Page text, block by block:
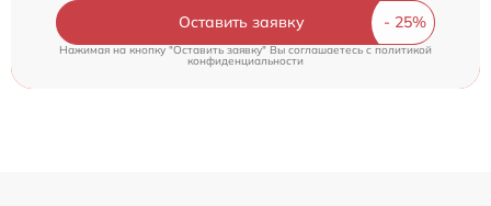
Оставить заявку
Нажимая на кнопку "Оставить заявку" Вы соглашаетесь c политикой
конфиденциальности